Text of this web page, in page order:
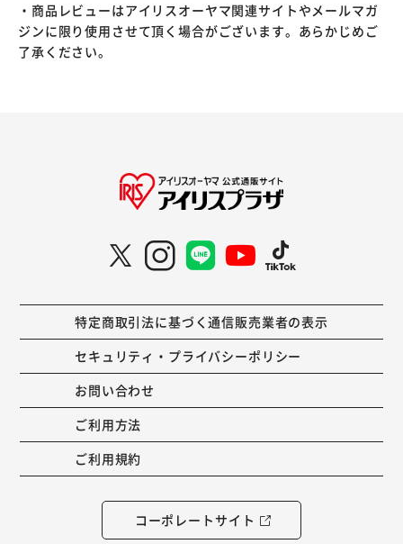
・商品レビューはアイリスオーヤマ関連サイトやメールマガ
ジンに限り使用させて頂く場合がございます。あらかじめご
了承ください。
特定商取引法に基づく通信販売業者の表示
セキュリティ・プライバシーポリシー
お問い合わせ
ご利用方法
ご利用規約
コーポレートサイト